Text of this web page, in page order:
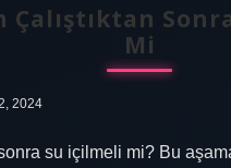
Çalıştıktan
Mi
2024
su içilmeli mi? Bu